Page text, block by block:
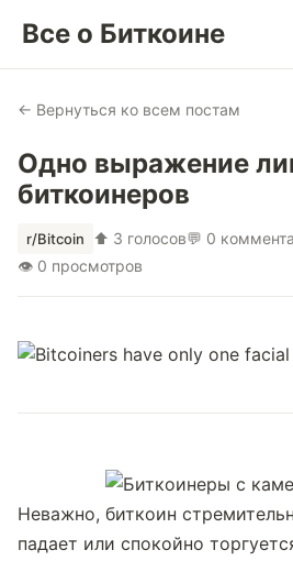
Все о Биткоине
← Вернуться ко всем постам
Одно выражение
биткоинеров
r/Bitcoin ⬆ 3 голосов💬 0
👁 0 просмотров
Неважно, биткоин
падает или спокойно